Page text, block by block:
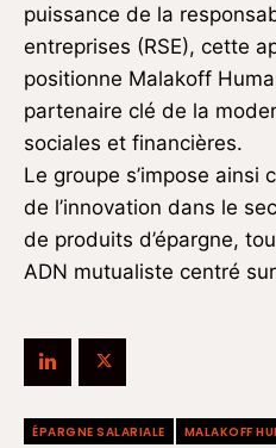
puissance de la
entreprises (RSE), cette
positionne Malakoff
partenaire clé de la
sociales et financières.
Le groupe s’impose ainsi
de l’innovation dans le
de produits d’épargne,
ADN mutualiste centré
ÉPARGNE SALARIALE MALAKOFF